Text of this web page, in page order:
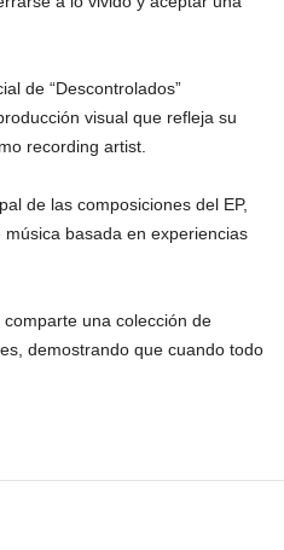
de “Descontrolados”
visual que refleja su
recording artist.
de las composiciones del EP,
basada en experiencias
una colección de
demostrando que cuando todo